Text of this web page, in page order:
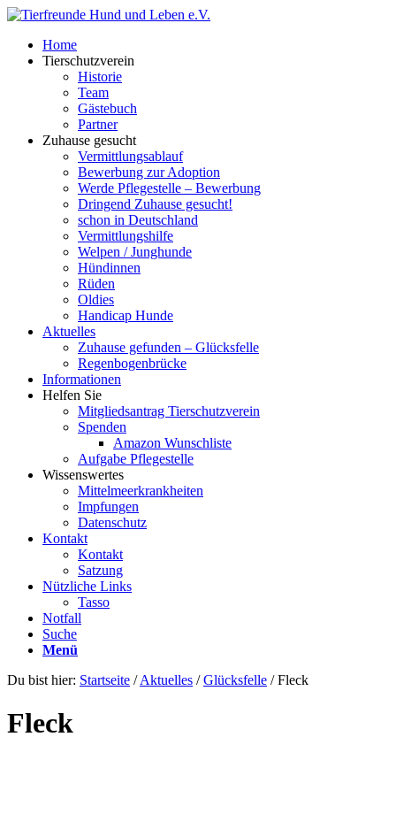
Home
Tierschutzverein
Historie
Team
Gästebuch
Partner
Zuhause gesucht
Vermittlungsablauf
Bewerbung zur Adoption
Werde Pflegestelle – Bewerbung
Dringend Zuhause gesucht!
schon in Deutschland
Vermittlungshilfe
Welpen / Junghunde
Hündinnen
Rüden
Oldies
Handicap Hunde
Aktuelles
Zuhause gefunden – Glücksfelle
Regenbogenbrücke
Informationen
Helfen Sie
Mitgliedsantrag Tierschutzverein
Spenden
Amazon Wunschliste
Aufgabe Pflegestelle
Wissenswertes
Mittelmeerkrankheiten
Impfungen
Datenschutz
Kontakt
Kontakt
Satzung
Nützliche Links
Tasso
Notfall
Suche
Menü
Du bist hier: Startseite / Aktuelles / Glücksfelle / Fleck
Fleck